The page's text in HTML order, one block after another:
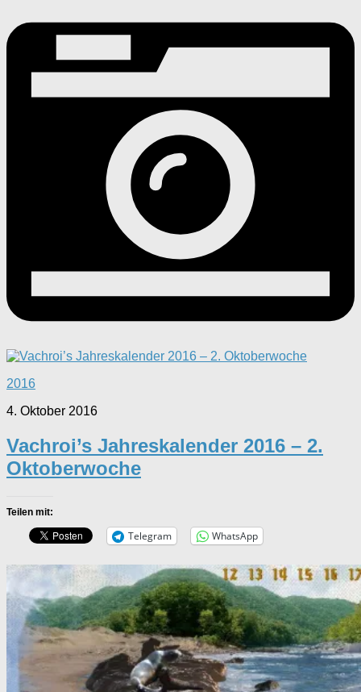
2016
4. Oktober 2016
Vachroi’s Jahreskalender 2016 – 2.
Oktoberwoche
Teilen mit:
Telegram WhatsApp